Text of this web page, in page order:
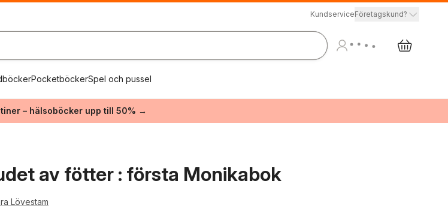
KundserviceFöretagskund?
PocketböckerSpel och pussel
– hälsoböcker upp till 50% →
av fötter : första Monikabok
Lövestam